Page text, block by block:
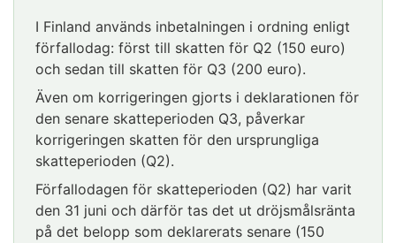
I Finland används inbetalningen i ordning enligt
förfallodag: först till skatten för Q2 (150 euro)
och sedan till skatten för Q3 (200 euro).
Även om korrigeringen gjorts i deklarationen för
den senare skatteperioden Q3, påverkar
korrigeringen skatten för den ursprungliga
skatteperioden (Q2).
Förfallodagen för skatteperioden (Q2) har varit
den 31 juni och därför tas det ut dröjsmålsränta
på det belopp som deklarerats senare (150